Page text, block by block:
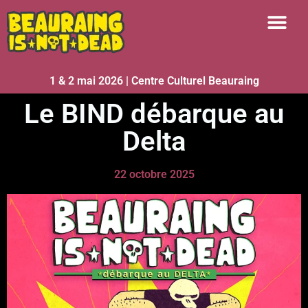
1 & 2 mai 2026 | Centre Culturel Beauraing
Le BIND débarque au
Delta
22 octobre 2025